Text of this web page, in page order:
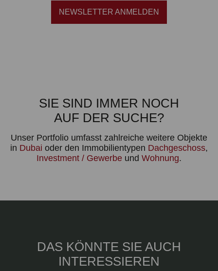
NEWSLETTER ANMELDEN
SIE SIND IMMER NOCH
AUF DER SUCHE?
Unser Portfolio umfasst zahlreiche weitere Objekte
in Dubai oder den Immobilientypen Dachgeschoss,
Investment / Gewerbe und Wohnung.
DAS KÖNNTE SIE AUCH
INTERESSIEREN